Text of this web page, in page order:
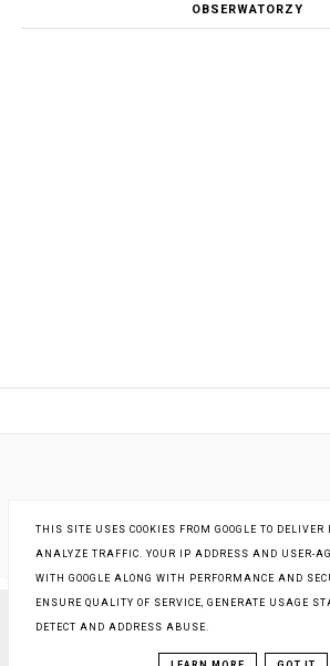
OBSERWATORZY
COPYRIGHT © KSIĄŻKI - INNA
BLOG DESIGN:
THIS SITE USES COOKIES FROM GOOGLE TO
ANALYZE TRAFFIC. YOUR IP ADDRESS AND USER-
WITH GOOGLE ALONG WITH PERFORMANCE AND
ENSURE QUALITY OF SERVICE, GENERATE USAGE
DETECT AND ADDRESS ABUSE.